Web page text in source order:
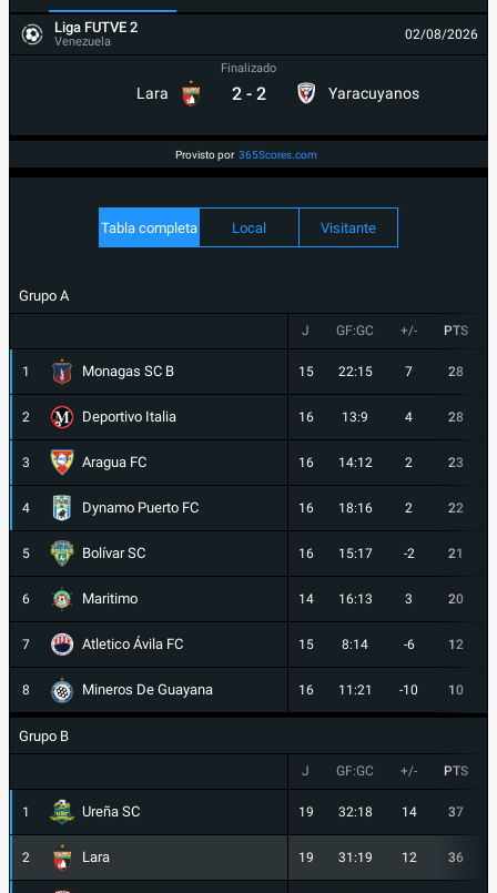
Liga FUTVE 2
Venezuela 02/08/2026
Lara
Finalizado
2 - 2 Yaracuyanos
Provisto por 365Scores.com
Tabla completa Local Visitante
Grupo A
J GF:GC +/- PTS
1 Monagas SC B 15 22:15 7 28
2 Deportivo Italia 16 13:9 4 28
3 Aragua FC 16 14:12 2 23
4 Dynamo Puerto FC 16 18:16 2 22
5 Bolívar SC 16 15:17 -2 21
6 Maritimo 14 16:13 3 20
7 Atletico Ávila FC 15 8:14 -6 12
8 Mineros De Guayana 16 11:21 -10 10
Grupo B
J GF:GC +/- PTS
1 Ureña SC 19 32:18 14 37
2 Lara 19 31:19 12 36